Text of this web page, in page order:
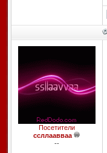
Посетители
ссллаавваа
--